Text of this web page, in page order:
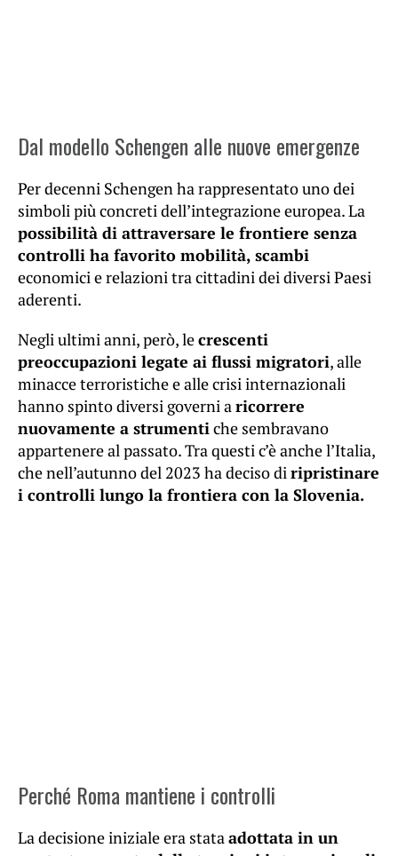
Dal modello Schengen alle nuove emergenze
Per decenni Schengen ha rappresentato uno dei
simboli più concreti dell’integrazione europea. La
possibilità di attraversare le frontiere senza
controlli ha favorito mobilità, scambi
economici e relazioni tra cittadini dei diversi Paesi
aderenti.
Negli ultimi anni, però, lecrescenti
preoccupazioni legate ai flussi migratori, alle
minacce terroristiche e alle crisi internazionali
hanno spinto diversi governi aricorrere
nuovamente a strumentiche sembravano
appartenere al passato. Tra questi c’è anche l’Italia,
che nell’autunno del 2023 ha deciso diripristinare
i controlli lungo la frontiera con la Slovenia.
Perché Roma mantiene i controlli
La decisione iniziale era stataadottata in un